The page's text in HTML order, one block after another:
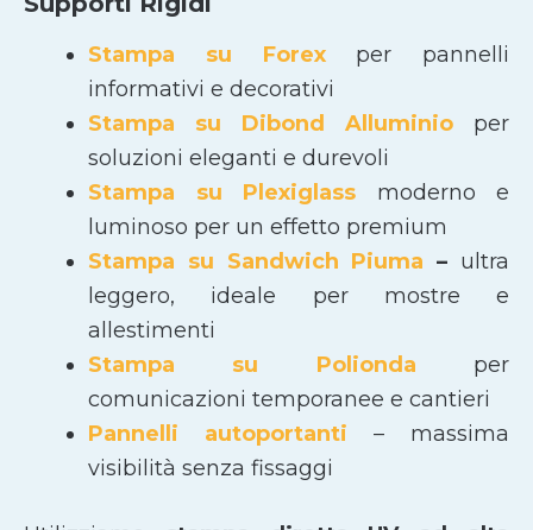
Stampa su Forexper pannelli
informativi e decorativi
Stampa su Dibond Alluminio per
soluzioni eleganti e durevoli
Stampa su Plexiglass moderno e
luminoso per un effetto premium
Stampa su Sandwich Piuma – ultra
leggero, ideale per mostre e
allestimenti
Stampa su Polionda per
comunicazioni temporanee e cantieri
Pannelli autoportanti – massima
visibilità senza fissaggi